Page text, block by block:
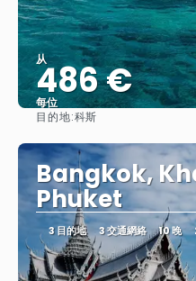
从
486 €
每位
目的地:科斯
Bangkok,
Phuket
3 目的地 3 交通網絡 10 晚